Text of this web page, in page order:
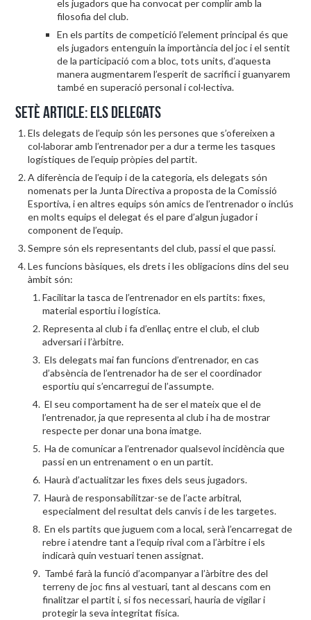
els jugadors que ha convocat per complir amb la
filosofia del club.
En els partits de competició l’element principal és que
els jugadors entenguin la importància del joc i el sentit
de la participació com a bloc, tots units, d’aquesta
manera augmentarem l’esperit de sacrifici i guanyarem
també en superació personal i col·lectiva.
Setè article: Els delegats
Els delegats de l’equip són les persones que s’ofereixen a
col·laborar amb l’entrenador per a dur a terme les tasques
logístiques de l’equip pròpies del partit.
A diferència de l’equip i de la categoria, els delegats són
nomenats per la Junta Directiva a proposta de la Comissió
Esportiva, i en altres equips són amics de l’entrenador o inclús
en molts equips el delegat és el pare d’algun jugador i
component de l’equip.
Sempre són els representants del club, passi el que passi.
Les funcions bàsiques, els drets i les obligacions dins del seu
àmbit són:
Facilitar la tasca de l’entrenador en els partits: fixes,
material esportiu i logística.
Representa al club i fa d’enllaç entre el club, el club
adversari i l’àrbitre.
Els delegats mai fan funcions d’entrenador, en cas
d’absència de l’entrenador ha de ser el coordinador
esportiu qui s’encarregui de l’assumpte.
El seu comportament ha de ser el mateix que el de
l’entrenador, ja que representa al club i ha de mostrar
respecte per donar una bona imatge.
Ha de comunicar a l’entrenador qualsevol incidència que
passi en un entrenament o en un partit.
Haurà d’actualitzar les fixes dels seus jugadors.
Haurà de responsabilitzar-se de l’acte arbitral,
especialment del resultat dels canvis i de les targetes.
En els partits que juguem com a local, serà l’encarregat de
rebre i atendre tant a l’equip rival com a l’àrbitre i els
indicarà quin vestuari tenen assignat.
També farà la funció d’acompanyar a l’àrbitre des del
terreny de joc fins al vestuari, tant al descans com en
finalitzar el partit i, si fos necessari, hauria de vigilar i
protegir la seva integritat física.